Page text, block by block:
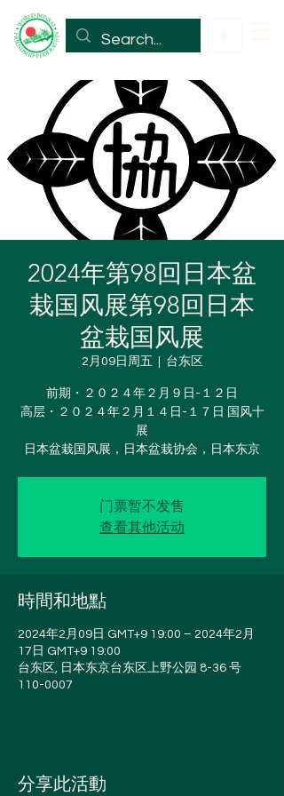
2024年第98回日本盆
栽国风展第98回日本
盆栽国风展
2月09日周五 台东区
前期・２０２４年２月９日-１２日
高层・２０２４年２月１４日-１７日 国风十
展
门票暂不发售
查看其他活动
時間和地點
2024年2月09日 GMT+9 19:00 – 2024年2月
17日 GMT+9 19:00
台东区, 日本东京台东区上野公园 8-36 号
110-0007
分享此活動